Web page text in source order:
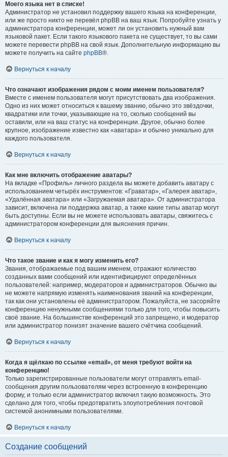
Моего языка нет в списке!
Администратор не установил поддержку вашего языка на конференции,
или же просто никто не перевёл phpBB на ваш язык. Попробуйте узнать у
администратора конференции, может ли он установить нужный вам
языковой пакет. Если такого языкового пакета не существует, то вы сами
можете перевести phpBB на свой язык. Дополнительную информацию вы
можете получить на сайте phpBB®.
Вернуться к началу
Что означают изображения рядом с моим именем пользователя?
Вместе с именем пользователя могут присутствовать два изображения.
Одно из них может относиться к вашему званию, обычно это звёздочки,
квадратики или точки, указывающие на то, сколько сообщений вы
оставили, или на ваш статус на конференции. Другое, обычно более
крупное, изображение известно как «аватара» и обычно уникально для
каждого пользователя.
Вернуться к началу
Как мне включить отображение аватары?
На вкладке «Профиль» личного раздела вы можете добавить аватару с
использованием четырёх инструментов: «Граватар», «Галерея аватар»,
«Удалённая аватара» или «Загружаемая аватара». От администратора
зависит, включена ли поддержка аватар, а также какие типы аватар могут
быть доступны. Если вы не можете использовать аватары, свяжитесь с
администратором конференции для выяснения причин.
Вернуться к началу
Что такое звание и как я могу изменить его?
Звания, отображаемые под вашим именем, отражают количество
созданных вами сообщений или идентифицируют определённых
пользователей: например, модераторов и администраторов. Обычно вы
не можете напрямую изменять наименования званий на конференции,
так как они установлены её администратором. Пожалуйста, не засоряйте
конференцию ненужными сообщениями только для того, чтобы повысить
своё звание. На большинстве конференций это запрещено, и модератор
или администратор понизят значение вашего счётчика сообщений.
Вернуться к началу
Когда я щёлкаю по ссылке «email», от меня требуют войти на
конференцию!
Только зарегистрированные пользователи могут отправлять email-
сообщения другим пользователям через встроенную в конференцию
форму, и только если администратор включил такую возможность. Это
сделано для того, чтобы предотвратить злоупотребления почтовой
системой анонимными пользователями.
Вернуться к началу
Создание сообщений